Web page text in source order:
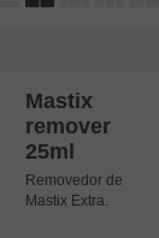
Mastix
remover
25ml
Removedor de
Mastix Extra.